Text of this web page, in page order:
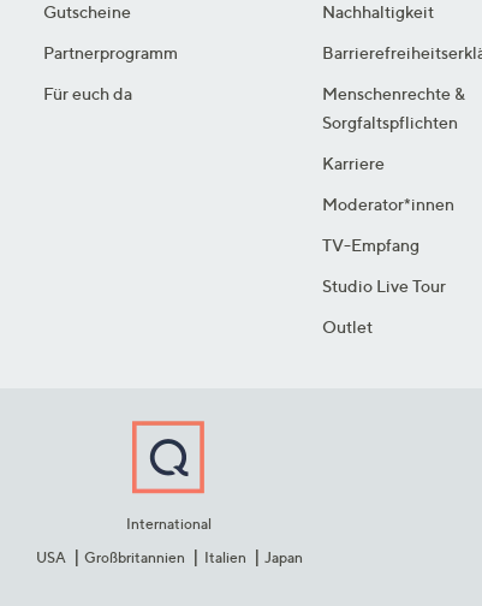
Gutscheine
Partnerprogramm
Für euch da
Nachhaltigkeit
Menschenrechte &
Sorgfaltspflichten
Karriere
Moderator*innen
TV-Empfang
Studio Live Tour
Outlet
International
USA
Großbritannien Italien Japan